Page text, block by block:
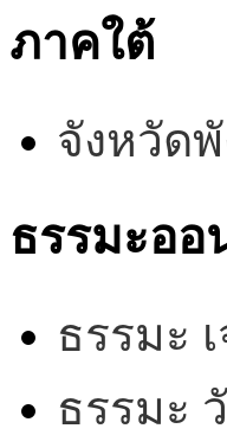
ภาคใต้
จังหวัดพั
ธรรมะออ
ธรรมะ
ธรรมะ